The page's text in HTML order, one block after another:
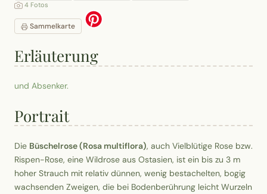
4 Fotos
Sammelkarte
Erläuterung
und Absenker.
Portrait
Die Büschelrose (Rosa multiflora), auch Vielblütige Rose bzw.
Rispen-Rose, eine Wildrose aus Ostasien, ist ein bis zu 3 m
hoher Strauch mit relativ dünnen, wenig bestachelten, bogig
wachsenden Zweigen, die bei Bodenberührung leicht Wurzeln